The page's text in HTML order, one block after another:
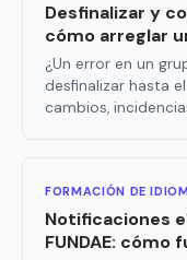
Desfinalizar y
cómo arreglar
¿Un error en un
desfinalizar hasta
cambios,
FORMACIÓN DE
Notificaciones
FUNDAE: